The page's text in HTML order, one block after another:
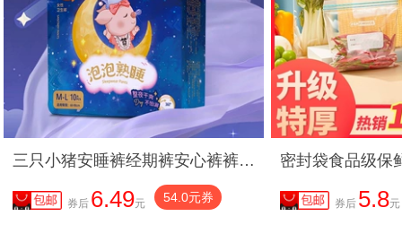
三只小猪安睡裤经期裤安心裤裤型卫生巾超弹经期用防漏夜用多包装
券后 6.49元 54.0元券 券后 5.8元